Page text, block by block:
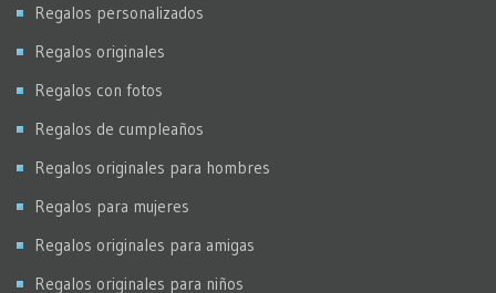
Regalos personalizados
Regalos originales
Regalos con fotos
Regalos de cumpleaños
Regalos originales para hombres
Regalos para mujeres
Regalos originales para amigas
Regalos originales para niños